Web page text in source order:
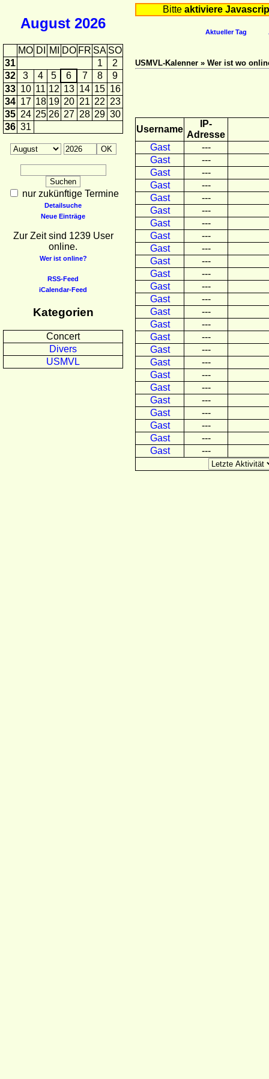
August 2026
MO DI MI DO FR SA SO
31
1
2
32
3 4 5 6 7 8
9
33 10 11 12 13 14 15 16
34 17 18 19 20 21 22 23
35 24 25 26 27 28 29 30
36 31
nur zukünftige Termine
Detailsuche
Neue Einträge
Zur Zeit sind 1239 User
online.
Wer ist online?
RSS-Feed
iCalendar-Feed
Kategorien
Concert
Divers
USMVL
Bitte aktiviere
Aktueller Tag
USMVL-Kalenner » Wer ist wo
Username
IP-
Adresse
Gast
---
Gast
---
Gast
---
Gast
---
Gast
---
Gast
---
Gast
---
Gast
---
Gast
---
Gast
---
Gast
---
Gast
---
Gast
---
Gast
---
Gast
---
Gast
---
Gast
---
Gast
---
Gast
---
Gast
---
Gast
---
Gast
---
Gast
---
Gast
---
Gast
---